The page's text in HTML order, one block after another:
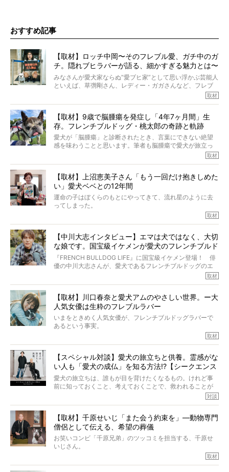
おすすめ記事
【取材】ロッチ中岡〜そのフレブル愛、ガチ中のガ
チ。隠れブヒラバーが語る、細かすぎる魅力とは〜
【前編】
みなさんが愛犬家ならぬ“愛ブヒ家”として思い浮かぶ芸能人
といえば、草彅剛さん、レディー・ガガさんなど、フレブ
ルを飼っている方が多いと思います。が、ロッチ中岡さん
んのインスタグラムを覗くと、たくさんのフレブルアカウ
ントがフォローされていて、わが『FRENCH BULLDOG
LIFE』モデルのnicoやトーラスも、その中の一頭。
そんな中岡さんに、フレブルの魅力を語っていただきまし
た。そのブヒ愛っぷりは、思ってた以上！ ガチ中のガチ
取材
【取材】9歳で脳腫瘍を発症し「4年7ヶ月間」生
存。フレンチブルドッグ・桃太郎の奇跡と軌跡
愛犬が「脳腫瘍」と診断されたとき、言葉にできない絶望
感を味わうことと思います。筆者も脳腫瘍で愛犬が旅立っ
たひとり。だからこそ、どれほど厄介で困難な病気かを理
ところが、フレンチブルドッグの桃太郎は9歳で脳腫瘍を発
症し、なんと4年7ヶ月間も生き抜いたのです。旅立ったと
きの年齢は13歳と11ヶ月、レジェンド級のレジェンドでし
た。さらには、治療後3年間は一度も発作が起きなかったと
いいます。
この事実はフレンチブルドッグだけでなく、脳腫瘍と闘う
太郎のオーナーである佐藤さんご夫婦に、治療の選択やケ
アについて詳しくお話しをうかがいました。
取材
【取材】上沼恵美子さん「もう一回だけ抱きしめた
い」愛犬ベベとの12年間
運命の子はぼくらのもとにやってきて、流れ星のように去
ってしまった。
り添いたいと思う。
その悲しみをいますぐ解消することはできないが、話をき
いて、泣いたり笑ったりするのもいいだろう。
こんな子だった、こんなにいい子だった、ほんとうに愛し
ていたと。
ぼくらは上沼恵美子さんのご自宅へ伺って、お話をきこう
と思った。
取材
【中川大志インタビュー】エマは犬ではなく、大切
な娘です。国宝級イケメンが愛犬のフレンチブルド
ッグと一緒に登場
『FRENCH BULLDOG LIFE』に国宝級イケメン登場！ 俳
優の中川大志さんが、愛犬であるフレンチブルドッグのエ
マちゃん（2歳の女の子）にメロメロとの情報を聞きつけ、
カエピソードが次から次へと飛び出しました。
取材
【取材】川口春奈と愛犬アムのやさしい世界。ー大
人気女優は生粋のフレブルラバー
いまをときめく人気女優が、フレンチブルドッグラバーで
あるという事実。
とりを目の当たりにするほどに、そのフレンチブルドッグ
愛がわたしたちのそれとまったく同じであることに、なん
だかうれしくなってしまったのでした。
春奈さんとアムちゃんのすてきな暮らしを、BUHI編集長の
小西がいつくしみながら、切り取らせていただきます。
取材
【スペシャル対談】愛犬の旅立ちと供養。霊感がな
い人も「愛犬の成仏」を知る方法!?【シークエンス
はやとも×PELI】
愛犬の旅立ちは、誰もが目を背けたくなるもの。けれど事
前に知っておくこと、考えておくことで、救われることが
力をもつお笑い芸人「シークエンスはやとも」さんに、愛
犬の旅立ちや供養についてインタビュー。
インタビュアー兼対談相手は、大の犬好きで心霊分野の知
識にも長けているPELIさん。
「愛犬が旅立ったあと、ベッドやおもちゃはどうすればい
対談
【取材】千原せいじ「また会う約束を」―動物専門
僧侶として伝える、希望の葬儀
お笑いコンビ「千原兄弟」のツッコミを担当する、千原せ
いじさん。
取材